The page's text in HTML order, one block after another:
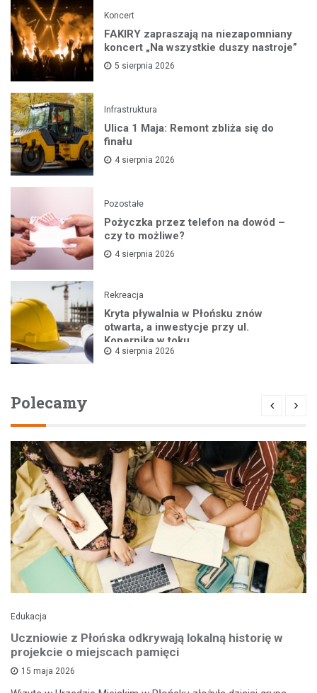
Koncert
FAKIRY zapraszają na niezapomniany
koncert „Na wszystkie duszy nastroje”
5 sierpnia 2026
Infrastruktura
Ulica 1 Maja: Remont zbliża się do
finału
4 sierpnia 2026
Pozostałe
Pożyczka przez telefon na dowód –
czy to możliwe?
4 sierpnia 2026
Rekreacja
Kryta pływalnia w Płońsku znów
otwarta, a inwestycje przy ul.
Kopernika w toku
4 sierpnia 2026
Polecamy
Edukacja
Uczniowie z Płońska odkrywają lokalną historię w
projekcie o miejscach pamięci
15 maja 2026